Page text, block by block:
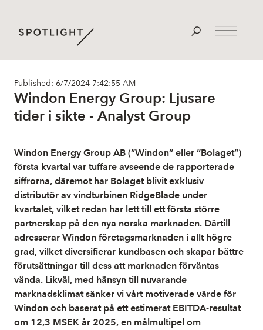
Published: 6/7/2024 7:42:55 AM
Windon Energy Group: Ljusare
tider i sikte - Analyst Group
Windon Energy Group AB (”Windon” eller ”Bolaget”)
första kvartal var tuffare avseende de rapporterade
siffrorna, däremot har Bolaget blivit exklusiv
distributör av vindturbinen RidgeBlade under
kvartalet, vilket redan har lett till ett första större
partnerskap på den nya norska marknaden. Därtill
adresserar Windon företagsmarknaden i allt högre
grad, vilket diversifierar kundbasen och skapar bättre
förutsättningar till dess att marknaden förväntas
vända. Likväl, med hänsyn till nuvarande
marknadsklimat sänker vi vårt motiverade värde för
Windon och baserat på ett estimerat EBITDA-resultat
om 12,3 MSEK år 2025, en målmultipel om